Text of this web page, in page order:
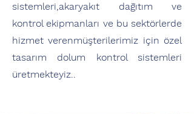
sistemleri,akaryakıt dağıtım ve
kontrol ekipmanları ve bu sektörlerde
hizmet verenmüşterilerimiz için özel
tasarım dolum kontrol sistemleri
üretmekteyiz..